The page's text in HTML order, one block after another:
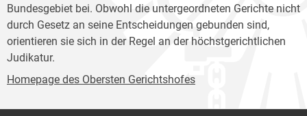
Bundesgebiet bei. Obwohl die untergeordneten Gerichte nicht
durch Gesetz an seine Entscheidungen gebunden sind,
orientieren sie sich in der Regel an der höchstgerichtlichen
Judikatur.
Homepage des Obersten Gerichtshofes